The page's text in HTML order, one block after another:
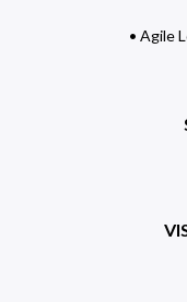
• Agile